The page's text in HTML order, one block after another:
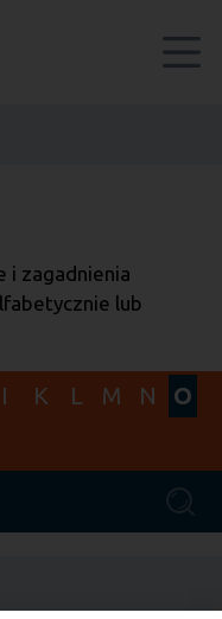
i zagadnienia
lub
I K L M N
O